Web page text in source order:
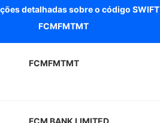
detalhadas sobre o código SWIFT
FCMFMTMT
FCMFMTMT
FCM BANK LIMITED